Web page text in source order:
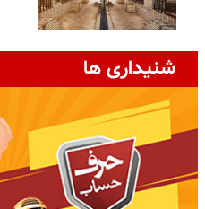
شنیداری ها